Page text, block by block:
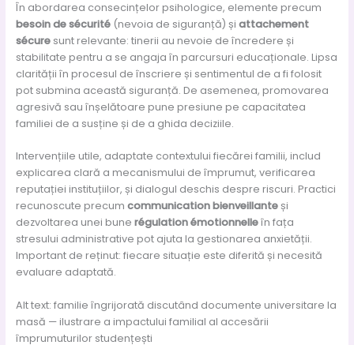
În abordarea consecințelor psihologice, elemente precum
besoin de sécurité(nevoia de siguranță) și attachement
sécuresunt relevante: tinerii au nevoie de încredere și
stabilitate pentru a se angaja în parcursuri educaționale. Lipsa
clarității în procesul de înscriere și sentimentul de a fi folosit
pot submina această siguranță. De asemenea, promovarea
agresivă sau înșelătoare pune presiune pe capacitatea
familiei de a susține și de a ghida deciziile.
Intervențiile utile, adaptate contextului fiecărei familii, includ
explicarea clară a mecanismului de împrumut, verificarea
reputației instituțiilor, și dialogul deschis despre riscuri. Practici
recunoscute precum communication bienveillanteși
dezvoltarea unei bune régulation émotionnelleîn fața
stresului administrative pot ajuta la gestionarea anxietății.
Important de reținut: fiecare situație este diferită și necesită
evaluare adaptată.
Alt text: familie îngrijorată discutând documente universitare la
masă — ilustrare a impactului familial al accesării
împrumuturilor studențești